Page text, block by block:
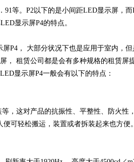
91等。P2以下的是小间距LED显示屏
显示屏P4的特点。
P4， 大部分状况下也是应用于室内，
租赁公司都是会有多种规格的租赁
显示屏P4一般会有以下的特点：
这对产品的抗振性、平整性、防火性
可轻松搬运，装置或者拆装起来也方便。